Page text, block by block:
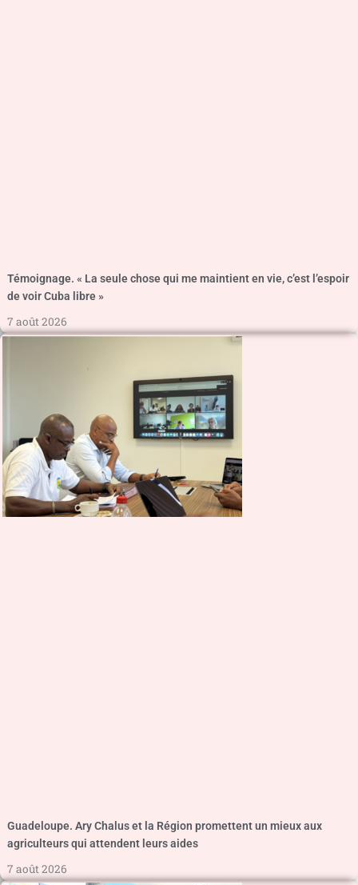
Témoignage. « La seule chose qui me maintient en vie, c’est l’espoir
de voir Cuba libre »
7 août 2026
Guadeloupe. Ary Chalus et la Région promettent un mieux aux
agriculteurs qui attendent leurs aides
7 août 2026